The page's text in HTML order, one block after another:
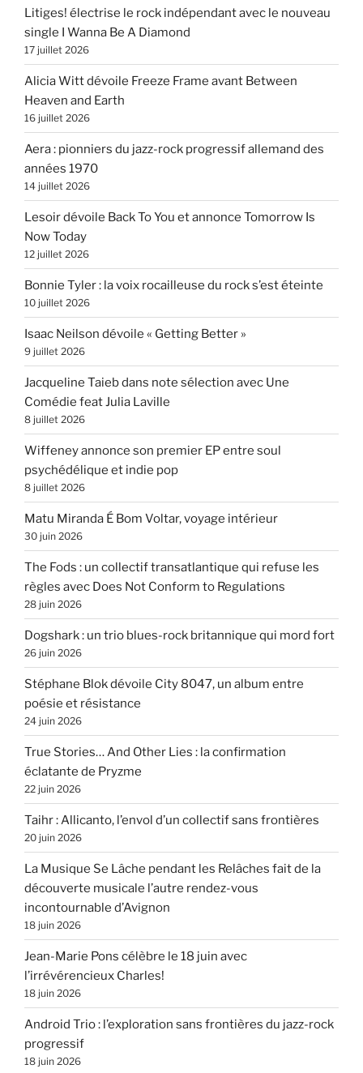
Litiges! électrise le rock indépendant avec le nouveau
single I Wanna Be A Diamond
17 juillet 2026
Alicia Witt dévoile Freeze Frame avant Between
Heaven and Earth
16 juillet 2026
Aera : pionniers du jazz-rock progressif allemand des
années 1970
14 juillet 2026
Lesoir dévoile Back To You et annonce Tomorrow Is
Now Today
12 juillet 2026
Bonnie Tyler : la voix rocailleuse du rock s’est éteinte
10 juillet 2026
Isaac Neilson dévoile « Getting Better »
9 juillet 2026
Jacqueline Taieb dans note sélection avec Une
Comédie feat Julia Laville
8 juillet 2026
Wiffeney annonce son premier EP entre soul
psychédélique et indie pop
8 juillet 2026
Matu Miranda É Bom Voltar, voyage intérieur
30 juin 2026
The Fods : un collectif transatlantique qui refuse les
règles avec Does Not Conform to Regulations
28 juin 2026
Dogshark : un trio blues-rock britannique qui mord fort
26 juin 2026
Stéphane Blok dévoile City 8047, un album entre
poésie et résistance
24 juin 2026
True Stories… And Other Lies : la confirmation
éclatante de Pryzme
22 juin 2026
Taihr : Allicanto, l’envol d’un collectif sans frontières
20 juin 2026
La Musique Se Lâche pendant les Relâches fait de la
découverte musicale l’autre rendez-vous
incontournable d’Avignon
18 juin 2026
Jean-Marie Pons célèbre le 18 juin avec
l’irrévérencieux Charles!
18 juin 2026
Android Trio : l’exploration sans frontières du jazz-rock
progressif
18 juin 2026